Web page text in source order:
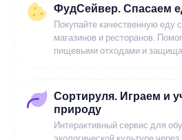
ФудСейвер. Спасаем
Покупайте качественную еду
магазинов и ресторанов.
пищевыми отходами и
Сортируля. Играем и
природу
Интерактивный сервис для